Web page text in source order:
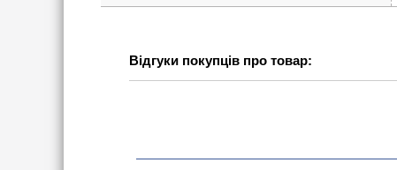
Відгуки покупців про товар: